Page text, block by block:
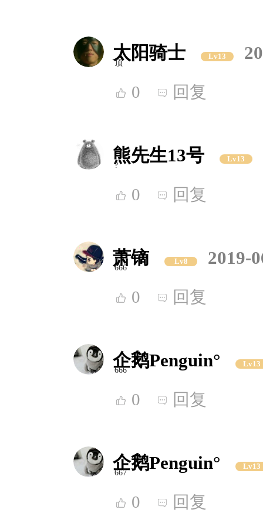
太阳骑士 Lv13
顶
0 回复
熊先生13号 Lv13
?
0 回复
萧镝 Lv8 2019-
666
0 回复
企鹅Penguin° Lv13
666
0 回复
企鹅Penguin° Lv13
667
0 回复